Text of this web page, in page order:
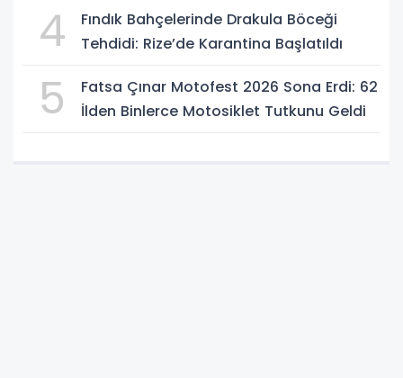
4
Fındık Bahçelerinde Drakula Böceği
Tehdidi: Rize’de Karantina Başlatıldı
5
Fatsa Çınar Motofest 2026 Sona Erdi: 62
İlden Binlerce Motosiklet Tutkunu Geldi